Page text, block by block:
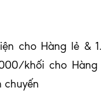
cho Hàng lẻ &
khối cho
chuyến